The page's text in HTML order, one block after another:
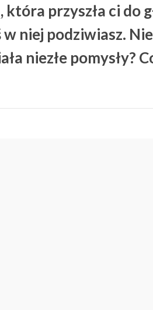
która przyszła ci do
w niej podziwiasz.
niezłe pomysły?